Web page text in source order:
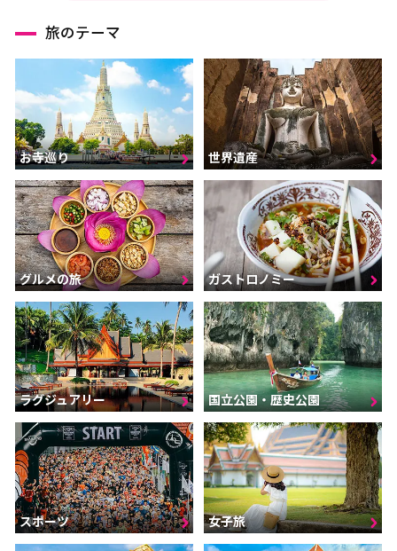
旅のテーマ
お寺巡り 世界遺産
グルメの旅 ガストロノミー
ラグジュアリー 国立公園・歴史公園
スポーツ 女子旅